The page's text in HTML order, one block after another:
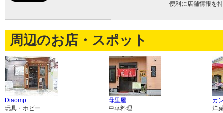
便利に店舗情報を
周辺のお店・スポット
Diaomp
玩具・ホビー
母里屋
中華料理
カ
洋